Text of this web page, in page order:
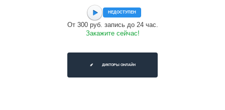
НЕДОСТУПЕН
От 300 руб. запись до 24 час.
Закажите сейчас!
ДИКТОРЫ ОНЛАЙН